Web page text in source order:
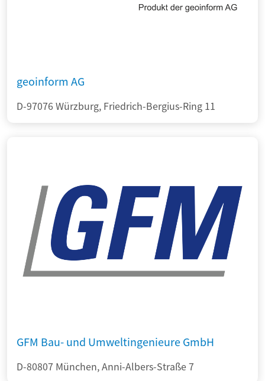
geoinform AG
D-97076 Würzburg, Friedrich-Bergius-Ring 11
GFM Bau- und Umweltingenieure GmbH
D-80807 München, Anni-Albers-Straße 7